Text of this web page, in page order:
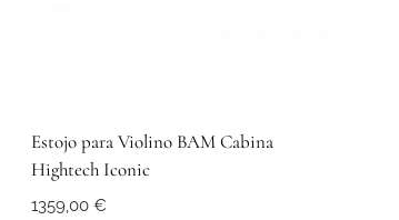
Estojo para Violino BAM Cabina
Hightech Iconic
1359,00 €